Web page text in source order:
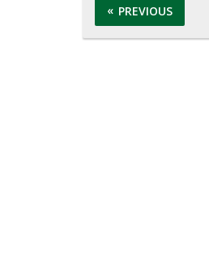
PREVIOUS